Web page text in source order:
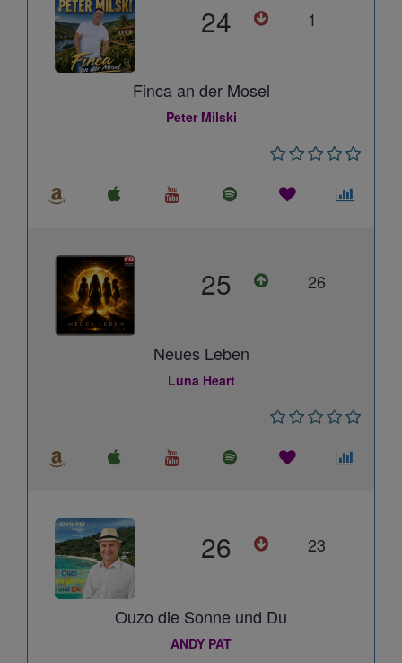
24 1
Finca an der Mosel
Peter Milski
25 26
Neues Leben
Luna Heart
26 23
Ouzo die Sonne und Du
ANDY PAT